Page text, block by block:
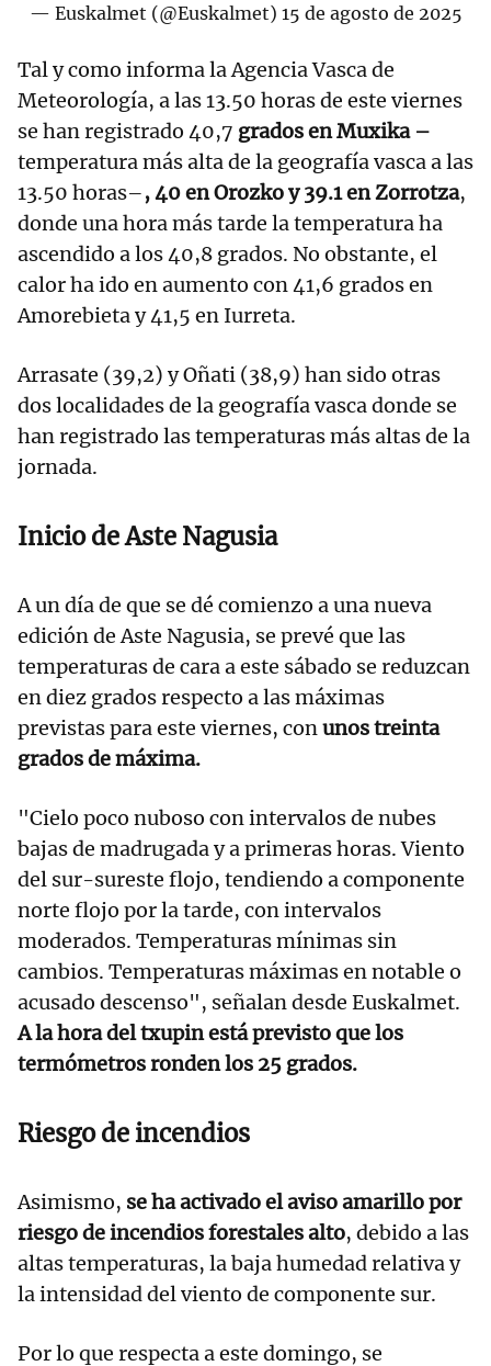
— Euskalmet (@Euskalmet) 15 de agosto de 2025
Tal y como informa la Agencia Vasca de
Meteorología, a las 13.50 horas de este viernes
se han registrado 40,7 grados en Muxika –
temperatura más alta de la geografía vasca a las
13.50 horas–, 40 en Orozko y 39.1 en Zorrotza,
donde una hora más tarde la temperatura ha
ascendido a los 40,8 grados. No obstante, el
calor ha ido en aumento con 41,6 grados en
Amorebieta y 41,5 en Iurreta.
Arrasate (39,2) y Oñati (38,9) han sido otras
dos localidades de la geografía vasca donde se
han registrado las temperaturas más altas de la
jornada.
Inicio de Aste Nagusia
A un día de que se dé comienzo a una nueva
edición de Aste Nagusia, se prevé que las
temperaturas de cara a este sábado se reduzcan
en diez grados respecto a las máximas
previstas para este viernes, conunos treinta
grados de máxima.
"Cielo poco nuboso con intervalos de nubes
bajas de madrugada y a primeras horas. Viento
del sur-sureste flojo, tendiendo a componente
norte flojo por la tarde, con intervalos
moderados. Temperaturas mínimas sin
cambios. Temperaturas máximas en notable o
acusado descenso", señalan desde Euskalmet.
A la hora del txupin está previsto que los
termómetros ronden los 25 grados.
Riesgo de incendios
Asimismo, se ha activado elaviso amarillo por
riesgo de incendios forestales alto, debido a las
altas temperaturas, la baja humedad relativa y
la intensidad del viento de componente sur.
Por lo que respecta a este domingo, se